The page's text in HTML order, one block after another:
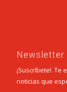
Newsletter
¡Suscríbete!.
noticias que